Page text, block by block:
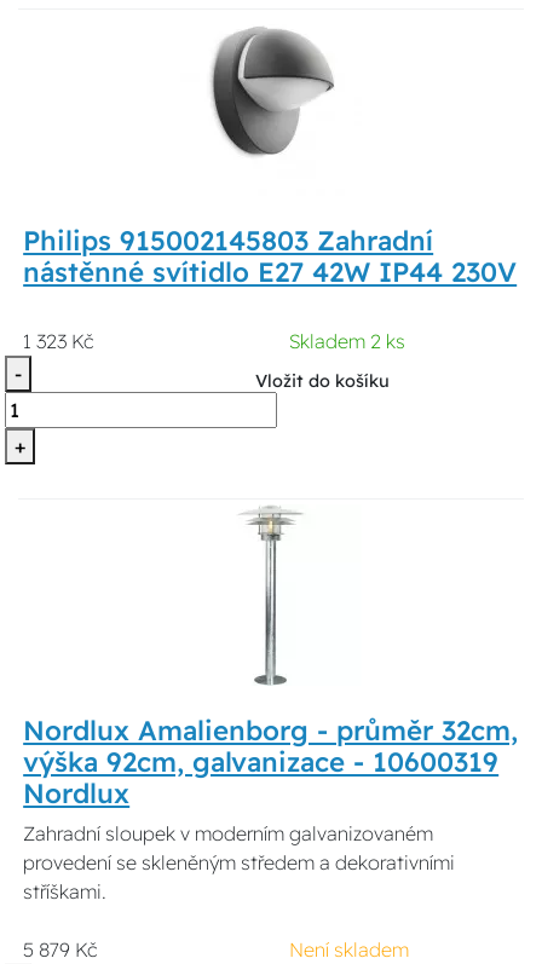
Philips 915002145803 Zahradní
nástěnné svítidlo E27 42W IP44 230V
1 323 Kč
Skladem 2 ks
-
+
Vložit do košíku
Nordlux Amalienborg - průměr 32cm,
výška 92cm, galvanizace - 10600319
Nordlux
Zahradní sloupek v moderním galvanizovaném
provedení se skleněným středem a dekorativními
stříškami.
5 879 Kč
Není skladem